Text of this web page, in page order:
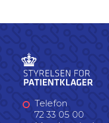
Telefon
72 33 05 00